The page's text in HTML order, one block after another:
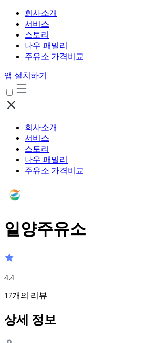
회사소개
서비스
스토리
나우 패밀리
주유소 가격비교
앱 설치하기
회사소개
서비스
스토리
나우 패밀리
주유소 가격비교
일양주유소
4.4
17개의 리뷰
상세 정보